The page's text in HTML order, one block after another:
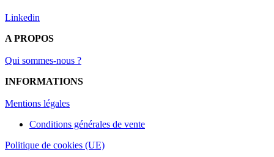
Linkedin
A PROPOS
Qui sommes-nous ?
INFORMATIONS
Mentions légales
Conditions générales de vente
Politique de cookies (UE)